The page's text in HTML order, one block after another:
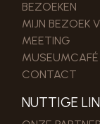
BEZOEKEN
MIJN BEZOEK
MEETING
MUSEUMCAFÉ
CONTACT
NUTTIGE